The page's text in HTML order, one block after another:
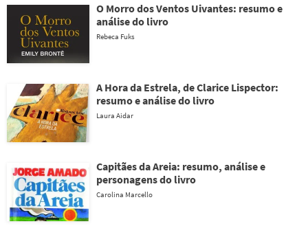
O Morro dos Ventos Uivantes: resumo e
análise do livro
Rebeca Fuks
A Hora da Estrela, de Clarice Lispector:
resumo e análise do livro
Laura Aidar
Capitães da Areia: resumo, análise e
personagens do livro
Carolina Marcello